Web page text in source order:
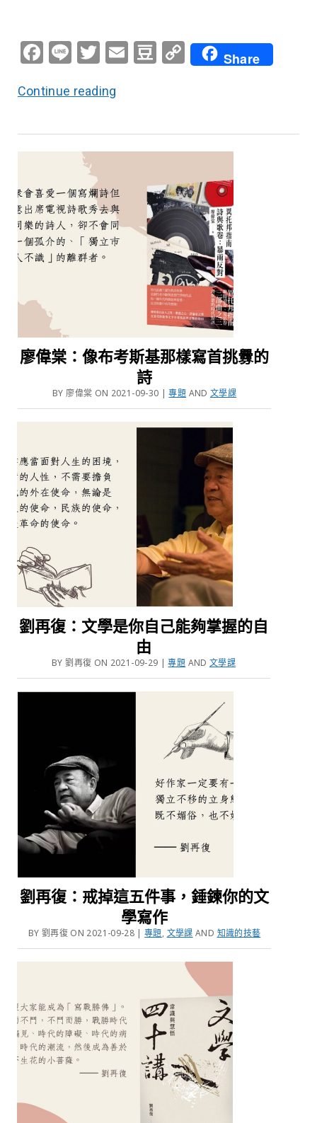
Facebook
LineTwitter
EmailDouban
Copy
Link
Share
Continue reading
廖偉棠：像布考斯基那樣寫首挑釁的
詩
BY 廖偉棠 ON 2021-09-30 |專題 AND 文學課
劉再復：文學是你自己能夠掌握的自
由
BY 劉再復 ON 2021-09-29 |專題 AND 文學課
劉再復：戒掉這五件事，錘鍊你的文
學寫作
BY 劉再復 ON 2021-09-28 |專題, 文學課 AND 知識的技藝